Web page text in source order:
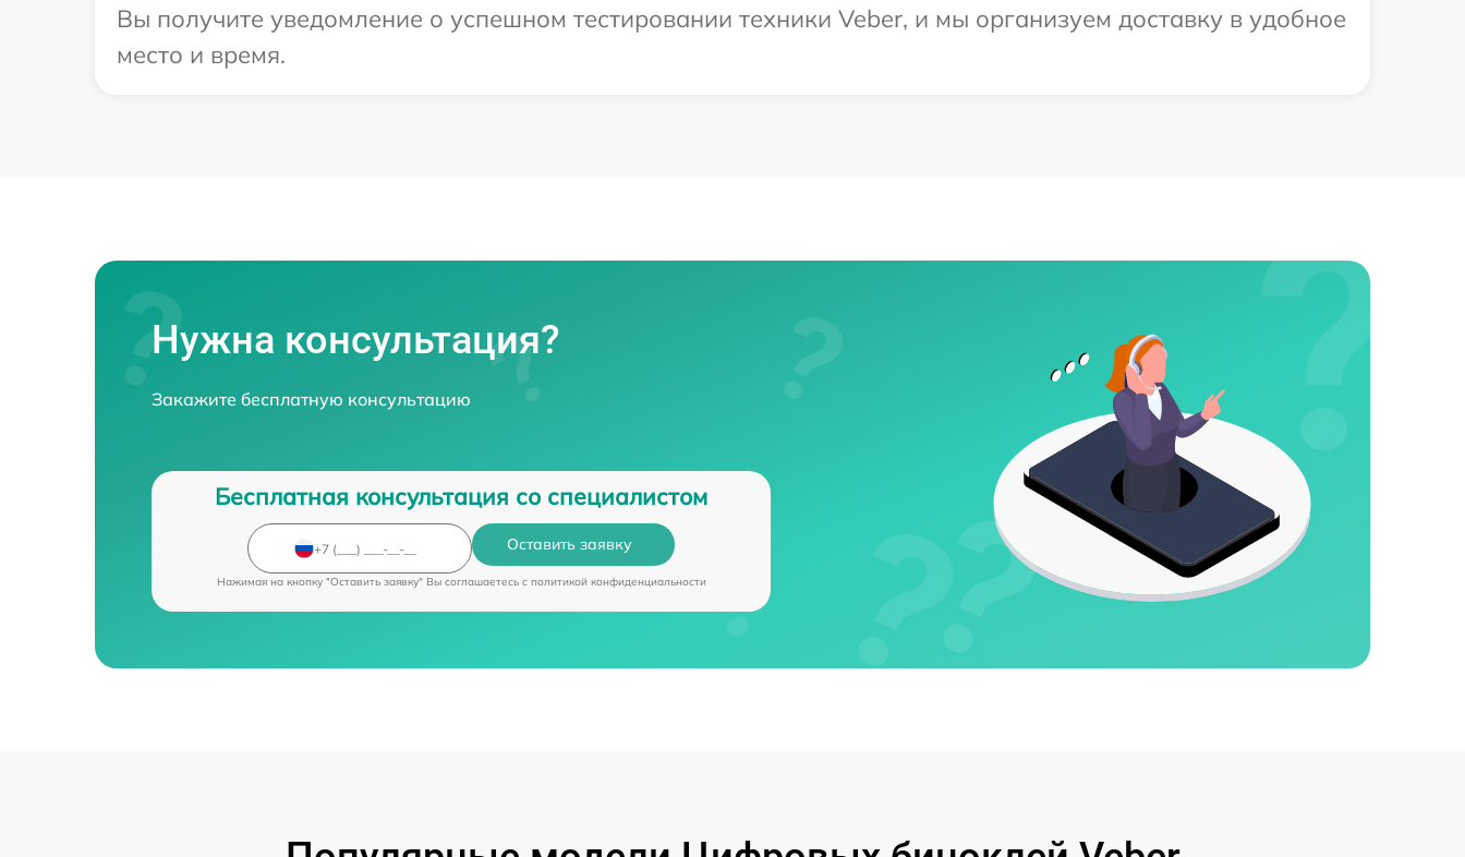
Вы получите уведомление о успешном тестировании техники Veber, и мы организуем доставку в удобное
место и время.
Нужна консультация?
Закажите бесплатную консультацию
Бесплатная консультация со специалистом
Оставить заявку
Нажимая на кнопку "Оставить заявку" Вы соглашаетесь c политикой конфиденциальности